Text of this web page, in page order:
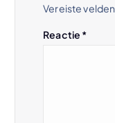
Vereiste
Reactie *